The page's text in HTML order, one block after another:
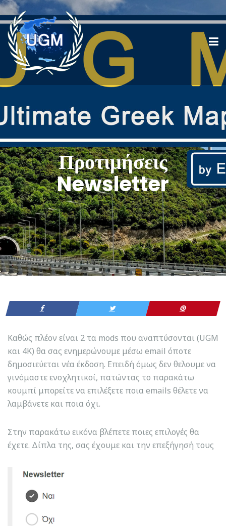
Προτιμήσεις
Newsletter
Καθώς πλέον είναι 2 τα mods που αναπτύσονται (UGM
και 4K) θα σας ενημερώνουμε μέσω email όποτε
δημοσιεύεται νέα έκδοση. Επειδή όμως δεν θελουμε να
γινόμαστε ενοχλητικοί, πατώντας το παρακάτω
κουμπί μπορείτε να επιλέξετε ποια emails θέλετε να
λαμβάνετε και ποια όχι.
Στην παρακάτω εικόνα βλέπετε ποιες επιλογές θα
έχετε. Δίπλα της, σας έχουμε και την επεξήγησή τους